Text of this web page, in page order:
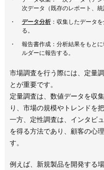
次データ（既存のレポート、
データ分析 ：収集したデータ
る。
報告書作成：分析結果をもと
ルダーに報告する。
市場調査を行う際には、定量
とが重要です。
定量調査は、数値データを収
り、市場の規模やトレンドを
一方、定性調査は、インタビ
を得る方法であり、顧客の心
す。
例えば、新規製品を開発する